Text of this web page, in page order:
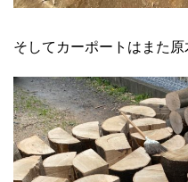
そしてカーポートはまた